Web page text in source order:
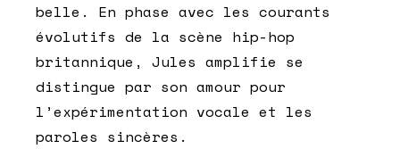
belle. En phase avec les courants
évolutifs de la scène hip-hop
britannique, Jules amplifie se
distingue par son amour pour
l’expérimentation vocale et les
paroles sincères.